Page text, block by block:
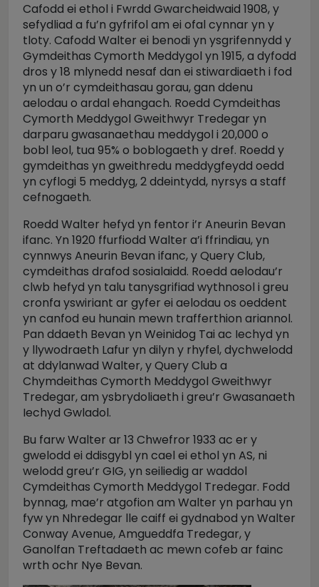
Cafodd ei ethol i Fwrdd Gwarcheidwaid 1908, y
sefydliad a fu’n gyfrifol am ei ofal cynnar yn y
tloty. Cafodd Walter ei benodi yn ysgrifennydd y
Gymdeithas Cymorth Meddygol yn 1915, a dyfodd
dros y 18 mlynedd nesaf dan ei stiwardiaeth i fod
yn un o’r cymdeithasau gorau, gan ddenu
aelodau o ardal ehangach. Roedd Cymdeithas
Cymorth Meddygol Gweithwyr Tredegar yn
darparu gwasanaethau meddygol i 20,000 o
bobl leol, tua 95% o boblogaeth y dref. Roedd y
gymdeithas yn gweithredu meddygfeydd oedd
yn cyflogi 5 meddyg, 2 ddeintydd, nyrsys a staff
cefnogaeth.
Roedd Walter hefyd yn fentor i’r Aneurin Bevan
ifanc. Yn 1920 ffurfiodd Walter a’i ffrindiau, yn
cynnwys Aneurin Bevan ifanc, y Query Club,
cymdeithas drafod sosialaidd. Roedd aelodau’r
clwb hefyd yn talu tanysgrifiad wythnosol i greu
cronfa yswiriant ar gyfer ei aelodau os oeddent
yn canfod eu hunain mewn trafferthion ariannol.
Pan ddaeth Bevan yn Weinidog Tai ac Iechyd yn
y llywodraeth Lafur yn dilyn y rhyfel, dychwelodd
at ddylanwad Walter, y Query Club a
Chymdeithas Cymorth Meddygol Gweithwyr
Tredegar, am ysbrydoliaeth i greu’r Gwasanaeth
Iechyd Gwladol.
Bu farw Walter ar 13 Chwefror 1933 ac er y
gwelodd ei ddisgybl yn cael ei ethol yn AS, ni
welodd greu’r GIG, yn seiliedig ar waddol
Cymdeithas Cymorth Meddygol Tredegar. Fodd
bynnag, mae’r atgofion am Walter yn parhau yn
fyw yn Nhredegar lle caiff ei gydnabod yn Walter
Conway Avenue, Amgueddfa Tredegar, y
Ganolfan Treftadaeth ac mewn cofeb ar fainc
wrth ochr Nye Bevan.